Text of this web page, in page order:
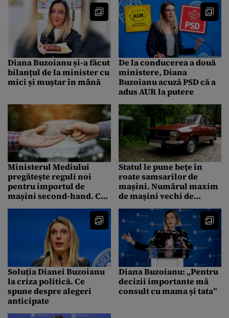
pe Facebook și acuză
redacția de Fake News
după un articol despre
angajările de la Apele
Române. Demontăm
acuzațiile USR-iste cu
documente și mărturii
cu noua “colegă”, Leia.
Gândul publică mailul
Diana Buzoianu și-a făcut
bilanțul de la minister cu
mici și muștar în mână
De la conducerea a două
ministere, Diana
Buzoianu acuză PSD că a
adus AUR la putere
Ministerul Mediului
pregătește reguli noi
pentru importul de
mașini second-hand. Ce
Programul Rabla
Statul le pune bețe în
roate samsarilor de
mașini. Numărul maxim
de mașini vechi de
permis
Soluția Dianei Buzoianu
la criza politică. Ce
spune despre alegeri
anticipate
Diana Buzoianu: „Pentru
decizii importante mă
consult cu mama și tata”